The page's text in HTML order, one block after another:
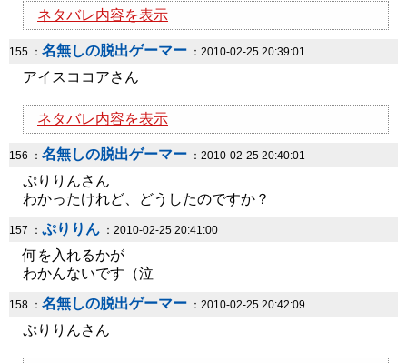
ネタバレ内容を表示
155 ： 名無しの脱出ゲーマー ：2010-02-25 20:39:01
アイスココアさん
ネタバレ内容を表示
156 ： 名無しの脱出ゲーマー ：2010-02-25 20:40:01
ぷりりんさん
わかったけれど、どうしたのですか？
157 ： ぷりりん ：2010-02-25 20:41:00
何を入れるかが
わかんないです（泣
158 ： 名無しの脱出ゲーマー ：2010-02-25 20:42:09
ぷりりんさん